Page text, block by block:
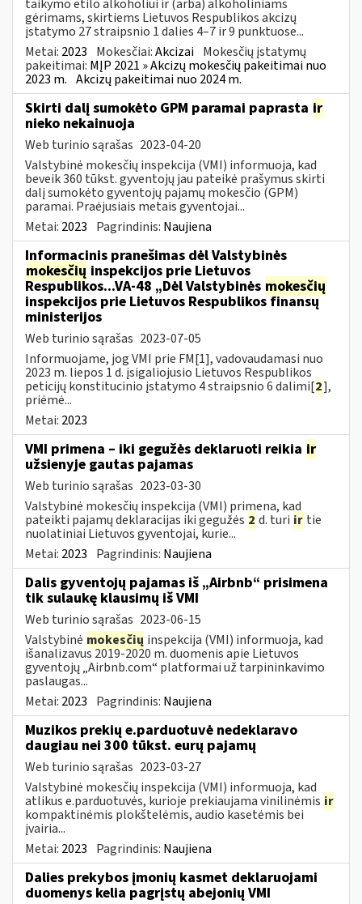
taikymo etilo alkoholiui ir (arba) alkoholiniams
gėrimams, skirtiems Lietuvos Respublikos akcizų
įstatymo 27 straipsnio 1 dalies 4–7 ir 9 punktuose...
Metai: 2023 Mokesčiai:Akcizai Mokesčių įstatymų
pakeitimai: MĮP 2021 » Akcizų mokesčių pakeitimai nuo
2023 m. Akcizų pakeitimai nuo 2024 m.
Skirti dalį sumokėto GPM paramai paprasta ir
nieko nekainuoja
Web turinio sąrašas 2023-04-20
Valstybinė mokesčių inspekcija (VMI) informuoja, kad
beveik 360 tūkst. gyventojų jau pateikė prašymus skirti
dalį sumokėto gyventojų pajamų mokesčio (GPM)
paramai. Praėjusiais metais gyventojai...
Metai: 2023 Pagrindinis: Naujiena
Informacinis pranešimas dėl Valstybinės
mokesčių inspekcijos prie Lietuvos
Respublikos...VA-48 „Dėl Valstybinės mokesčių
inspekcijos prie Lietuvos Respublikos finansų
ministerijos
Web turinio sąrašas 2023-07-05
Informuojame, jog VMI prie FM[1], vadovaudamasi nuo
2023 m. liepos 1 d. įsigaliojusio Lietuvos Respublikos
peticijų konstitucinio įstatymo 4 straipsnio 6 dalimi[2],
priėmė...
Metai: 2023
VMI primena – iki gegužės deklaruoti reikia ir
užsienyje gautas pajamas
Web turinio sąrašas 2023-03-30
Valstybinė mokesčių inspekcija (VMI) primena, kad
pateikti pajamų deklaracijas iki gegužės 2 d. turi ir tie
nuolatiniai Lietuvos gyventojai, kurie...
Metai: 2023 Pagrindinis: Naujiena
Dalis gyventojų pajamas iš „Airbnb“ prisimena
tik sulaukę klausimų iš VMI
Web turinio sąrašas 2023-06-15
Valstybinė mokesčių inspekcija (VMI) informuoja, kad
išanalizavus 2019-2020 m. duomenis apie Lietuvos
gyventojų „Airbnb.com“ platformai už tarpininkavimo
paslaugas...
Metai: 2023 Pagrindinis: Naujiena
Muzikos prekių e.parduotuvė nedeklaravo
daugiau nei 300 tūkst. eurų pajamų
Web turinio sąrašas 2023-03-27
Valstybinė mokesčių inspekcija (VMI) informuoja, kad
atlikus e.parduotuvės, kurioje prekiaujama vinilinėmis ir
kompaktinėmis plokštelėmis, audio kasetėmis bei
įvairia...
Metai: 2023 Pagrindinis: Naujiena
Dalies prekybos įmonių kasmet deklaruojami
duomenys kelia pagrįstų abejonių VMI